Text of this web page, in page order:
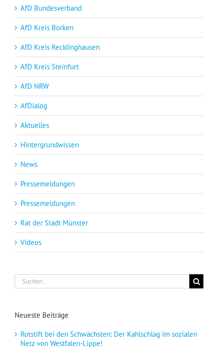
AfD Bundesverband
AfD Kreis Borken
AfD Kreis Recklinghausen
AfD Kreis Steinfurt
AfD NRW
AfDialog
Aktuelles
Hintergrundwissen
News
Pressemeldungen
Pressemeldungen
Rat der Stadt Münster
Videos
Suche
nach:
Neueste Beiträge
Rotstift bei den Schwächsten: Der Kahlschlag im sozialen
Netz von Westfalen-Lippe!